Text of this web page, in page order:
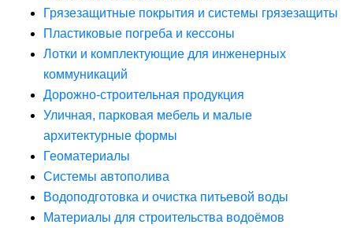
Грязезащитные покрытия и системы грязезащиты
Пластиковые погреба и кессоны
Лотки и комплектующие для инженерных
коммуникаций
Дорожно-строительная продукция
Уличная, парковая мебель и малые
архитектурные формы
Геоматериалы
Системы автополива
Водоподготовка и очистка питьевой воды
Материалы для строительства водоёмов